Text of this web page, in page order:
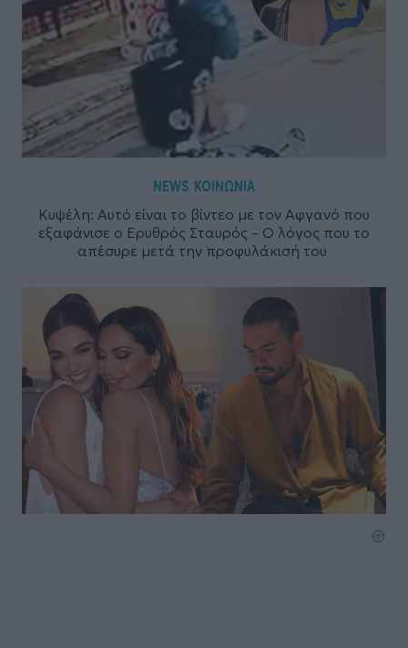
NEWS, ΚΟΙΝΩΝΙΑ
Κυψέλη: Αυτό είναι το βίντεο με τον Αφγανό που
εξαφάνισε ο Ερυθρός Σταυρός – Ο λόγος που το
απέσυρε μετά την προφυλάκισή του